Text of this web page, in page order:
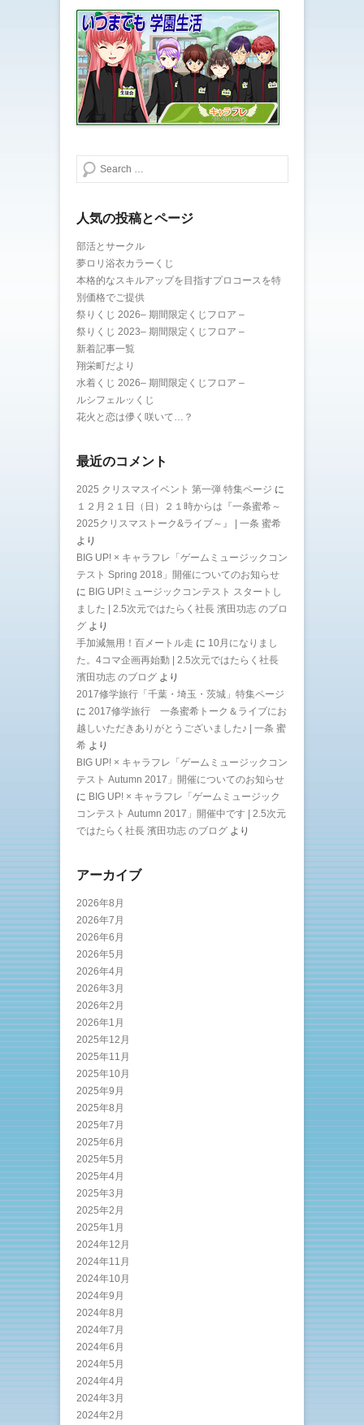
ウ
ィ
ン
ド
ウ
で
開
き
ま
す
て
く
だ
さ
い
(
新
し
い
ウ
ィ
ン
ド
開
す
検索する
人気の投稿とページ
部活とサークル
夢ロリ浴衣カラーくじ
本格的なスキルアップを目指すプロコースを特
別価格でご提供
祭りくじ 2026– 期間限定くじフロア –
祭りくじ 2023– 期間限定くじフロア –
新着記事一覧
翔栄町だより
水着くじ 2026– 期間限定くじフロア –
ルシフェルッくじ
花火と恋は儚く咲いて…？
最近のコメント
2025 クリスマスイベント 第一弾 特集ページ に
１２月２１日（日）２１時からは『一条蜜希～
2025クリスマストーク&ライブ～』 | 一条 蜜希
より
BIG UP! × キャラフレ「ゲームミュージックコン
テスト Spring 2018」開催についてのお知らせ
に BIG UP!ミュージックコンテスト スタートし
ました | 2.5次元ではたらく社長 濱田功志 のブロ
グ より
手加減無用！百メートル走 に 10月になりまし
た。4コマ企画再始動 | 2.5次元ではたらく社長
濱田功志 のブログ より
2017修学旅行「千葉・埼玉・茨城」特集ページ
に 2017修学旅行 一条蜜希トーク＆ライブにお
越しいただきありがとうございました♪ | 一条 蜜
希 より
BIG UP! × キャラフレ「ゲームミュージックコン
テスト Autumn 2017」開催についてのお知らせ
に BIG UP! × キャラフレ「ゲームミュージック
コンテスト Autumn 2017」開催中です | 2.5次元
ではたらく社長 濱田功志 のブログ より
アーカイブ
2026年8月
2026年7月
2026年6月
2026年5月
2026年4月
2026年3月
2026年2月
2026年1月
2025年12月
2025年11月
2025年10月
2025年9月
2025年8月
2025年7月
2025年6月
2025年5月
2025年4月
2025年3月
2025年2月
2025年1月
2024年12月
2024年11月
2024年10月
2024年9月
2024年8月
2024年7月
2024年6月
2024年5月
2024年4月
2024年3月
2024年2月